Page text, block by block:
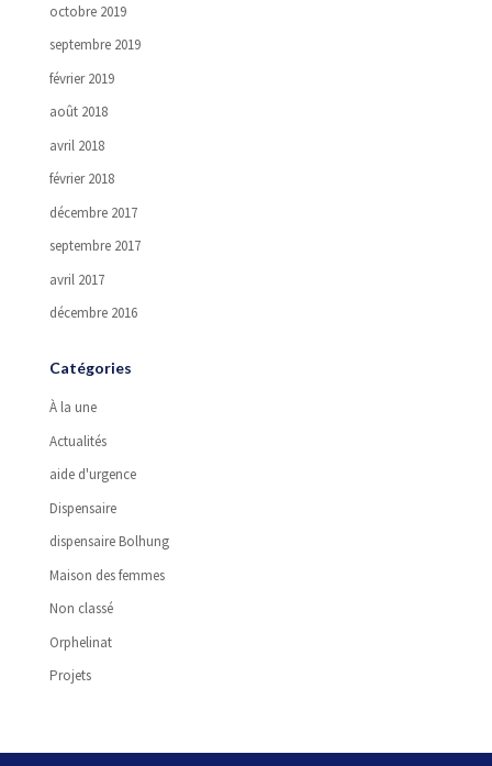
octobre 2019
septembre 2019
février 2019
août 2018
avril 2018
février 2018
décembre 2017
septembre 2017
avril 2017
décembre 2016
Catégories
À la une
Actualités
aide d'urgence
Dispensaire
dispensaire Bolhung
Maison des femmes
Non classé
Orphelinat
Projets